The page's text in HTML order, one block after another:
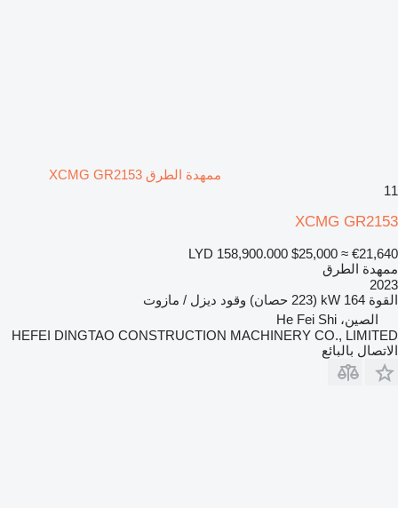
ممهدة الطرق XCMG GR2153
11
XCMG GR2153
LYD 158,900.000 $25,000 ≈ €21,640
ممهدة الطرق
2023
القوة 164 kW (223 حصان) وقود ديزل / مازوت
الصين، He Fei Shi
HEFEI DINGTAO CONSTRUCTION MACHINERY CO., LIMITED
الاتصال بالبائع